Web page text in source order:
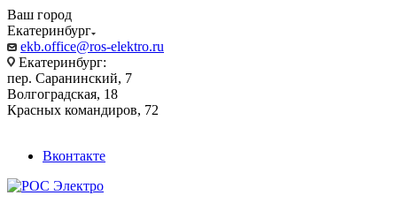
Ваш город
Екатеринбург
ekb.office@ros-elektro.ru
Екатеринбург:
пер. Саранинский, 7
Волгоградская, 18
Красных командиров, 72
Вконтакте